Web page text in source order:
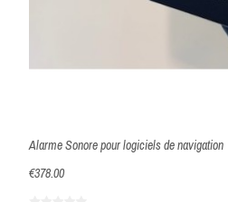
Alarme Sonore pour logiciels de navigation
€378.00